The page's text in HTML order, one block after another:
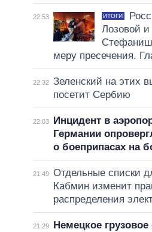
22:53 ИТОГИ
Лозовой и
меру пресечения.
22:32 Зеленский на этих
посетит Сербию
22:03
Инцидент в
Германии
о боеприпасах на
21:49 Отдельные списки
Кабмин изменит
распределения
21:29
Немецкое